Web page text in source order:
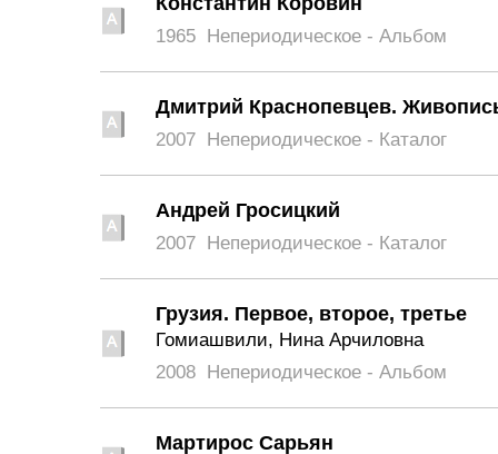
1965 Непериодическое - Альбом
Дмитрий Краснопевцев.
2007 Непериодическое - Каталог
Андрей Гросицкий
2007 Непериодическое - Каталог
Грузия. Первое, второе, третье
Гомиашвили, Нина Арчиловна
2008 Непериодическое - Альбом
Мартирос Сарьян